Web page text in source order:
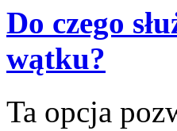
Do czego
wątku?
Ta opcja